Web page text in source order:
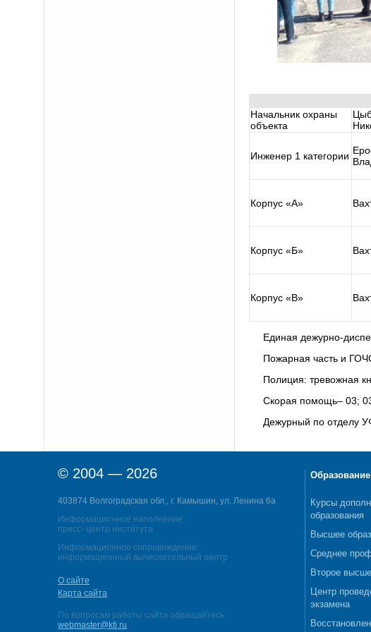
Начальник охраны
объекта
Инженер 1 категории
Корпус «А»
Корпус «Б»
Корпус «В»
Единая дежурно-
Пожарная часть и
Полиция: тревожная
Скорая помощь– 03;
Дежурный по отделу
© 2004 — 2026
403874 Волгоградская обл., г. Камышин, ул. Ленина 6а
Информационное наполнение:
пресс–центр института
Информационное сопровождение:
информационный вычислительный центр
О сайте
Карта сайта
По вопросам работы сайта обращайтесь:
webmaster@kti.ru
Образование
Курсы
образования
Высшее
Среднее
Второе
Центр
экзамена